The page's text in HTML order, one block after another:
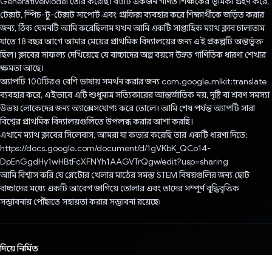
টেক্সট, স্পিচ-টু-টেক্সট সাপোর্ট এবং গ্রাফিক্স ব্যবহার করে শিক্ষার্থীকে জড়িত করার
জন্য, ঠিক যেমনটি আমি করেছিলাম যখন আমি একটি সাপ্তাহিক ম্যাথ ক্লাব চালাতাম
যাতে 18 বছর আগে আমার মেয়ের প্রাথমিক বিদ্যালয়ের জন্য এই প্রকল্পটি অন্তর্ভুক্ত
ছিল। ক্লাবের সাফল্য দেখিয়েছে যে বাচ্চাদের অল্প বয়সে উন্নত গাণিতিক ধারণা শেখার
ক্ষমতা আছে।
অ্যাপটি 100টিরও বেশি ভাষায় সমর্থন করার জন্য com.google.mlkit:translate
ব্যবহার করে, এইভাবে এটি শুধুমাত্র সত্যিকারের আন্তর্জাতিক নয়, দৃষ্টি বা শ্রবণ সমস্যা
উভয় লোকেদের জন্য অ্যাক্সেসযোগ্য করে তোলে। আমি শেষ পর্যন্ত অ্যাপটি সারা
বিশ্বের প্রাথমিক বিদ্যালয়গুলিতে উপলব্ধ করার আশা করছি।
এখানে ম্যাথ ক্লাবের সিলেবাস, আমরা যা কভার করেছি তার একটি ধারণা দিতে:
https://docs.google.com/document/d/1gVKbK_QCo14-
DpEnGgdHy1wHBtFcXFNYh1AAGVTrQgw/edit?usp=sharing
আমি বিশ্বাস করি যে প্লেটোর খেলার মাঠের সমস্ত STEM বিষয়গুলির জন্য ছোট
বাচ্চাদের মধ্যে একটি আবেগ জাগিয়ে তোলার এবং তাদের সম্পূর্ণ বুদ্ধিবৃত্তিক
সম্ভাবনায় পৌঁছাতে সহায়তা করার সম্ভাবনা রয়েছে৷
দিয়ে নির্মিত